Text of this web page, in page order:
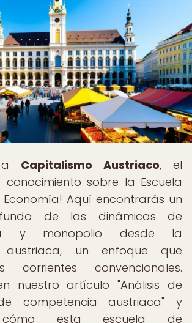
a Capitalismo Austriaco, el
sobre la Escuela
Aquí encontrarás un
de las dinámicas de
y monopolio desde la
austriaca, un enfoque que
convencionales.
nuestro artículo "Análisis de
competencia austriaca" y
cómo esta escuela de